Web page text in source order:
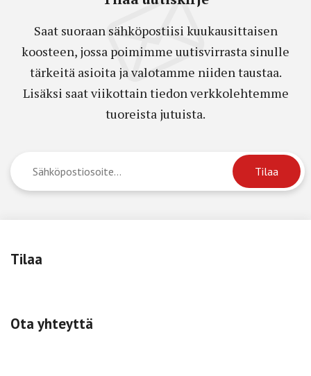
Saat suoraan sähköpostiisi kuukausittaisen
koosteen, jossa poimimme uutisvirrasta sinulle
tärkeitä asioita ja valotamme niiden taustaa.
Lisäksi saat viikottain tiedon verkkolehtemme
tuoreista jutuista.
Tilaa
Ota yhteyttä